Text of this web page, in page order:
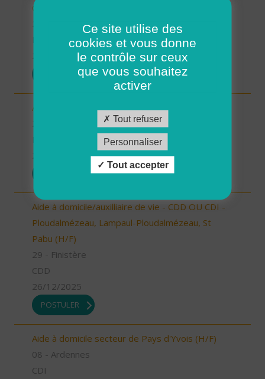
CDD ou CDI (H/F)
29 - Finistère
Possibilité de CDI ou CDD
26/12/2025
POSTULER
Aide à domicile - CDD ou CDI - St Renan (H/F)
Possibilité de CDI ou CDD
Aide à domicile/auxilliaire de vie - CDD OU CDI -
Ploudalmézeau, Lampaul-Ploudalmézeau, St
Pabu (H/F)
29 - Finistère
CDD
26/12/2025
POSTULER
Aide à domicile secteur de Pays d'Yvois (H/F)
08 - Ardennes
CDI
Ce site utilise des
cookies et vous donne
le contrôle sur ceux
que vous souhaitez
activer
Tout refuser
Personnaliser
Tout accepter